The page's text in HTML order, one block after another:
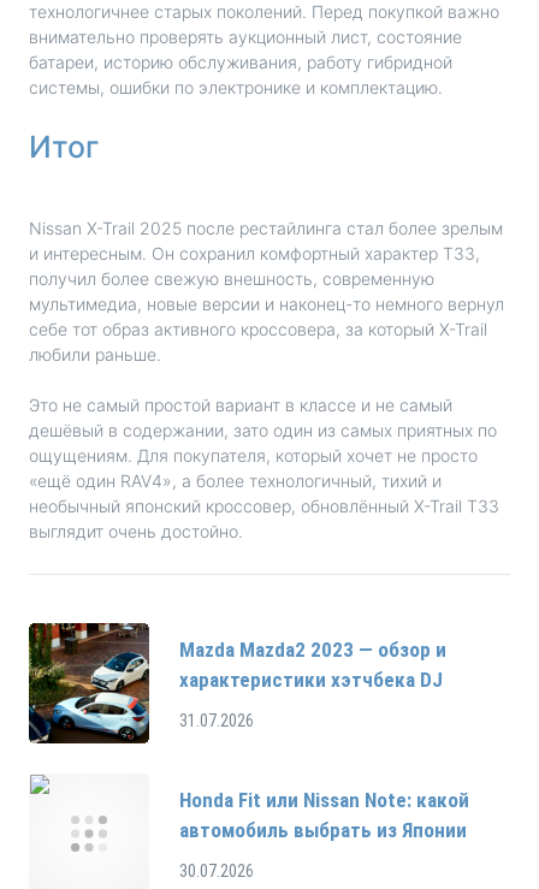
технологичнее старых поколений. Перед покупкой важно
внимательно проверять аукционный лист, состояние
батареи, историю обслуживания, работу гибридной
системы, ошибки по электронике и комплектацию.
Итог
Nissan X-Trail 2025 после рестайлинга стал более зрелым
и интересным. Он сохранил комфортный характер T33,
получил более свежую внешность, современную
мультимедиа, новые версии и наконец-то немного вернул
себе тот образ активного кроссовера, за который X-Trail
любили раньше.
Это не самый простой вариант в классе и не самый
дешёвый в содержании, зато один из самых приятных по
ощущениям. Для покупателя, который хочет не просто
«ещё один RAV4», а более технологичный, тихий и
необычный японский кроссовер, обновлённый X-Trail T33
выглядит очень достойно.
Mazda Mazda2 2023 — обзор и
характеристики хэтчбека DJ
31.07.2026
Honda Fit или Nissan Note: какой
автомобиль выбрать из Японии
30.07.2026